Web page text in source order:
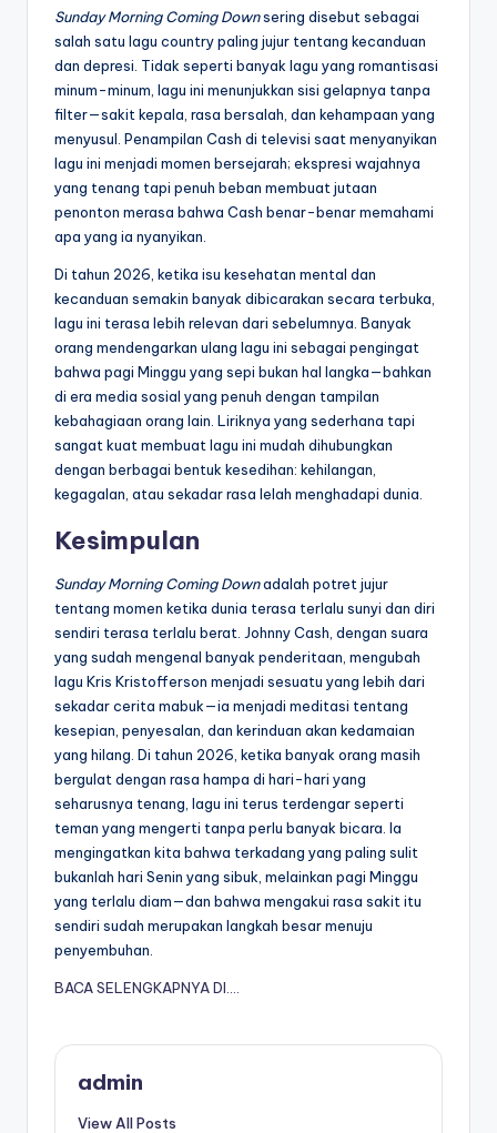
Sunday Morning Coming Downsering disebut sebagai
salah satu lagu country paling jujur tentang kecanduan
dan depresi. Tidak seperti banyak lagu yang romantisasi
minum-minum, lagu ini menunjukkan sisi gelapnya tanpa
filter—sakit kepala, rasa bersalah, dan kehampaan yang
menyusul. Penampilan Cash di televisi saat menyanyikan
lagu ini menjadi momen bersejarah; ekspresi wajahnya
yang tenang tapi penuh beban membuat jutaan
penonton merasa bahwa Cash benar-benar memahami
apa yang ia nyanyikan.
Di tahun 2026, ketika isu kesehatan mental dan
kecanduan semakin banyak dibicarakan secara terbuka,
lagu ini terasa lebih relevan dari sebelumnya. Banyak
orang mendengarkan ulang lagu ini sebagai pengingat
bahwa pagi Minggu yang sepi bukan hal langka—bahkan
di era media sosial yang penuh dengan tampilan
kebahagiaan orang lain. Liriknya yang sederhana tapi
sangat kuat membuat lagu ini mudah dihubungkan
dengan berbagai bentuk kesedihan: kehilangan,
kegagalan, atau sekadar rasa lelah menghadapi dunia.
Kesimpulan
Sunday Morning Coming Downadalah potret jujur
tentang momen ketika dunia terasa terlalu sunyi dan diri
sendiri terasa terlalu berat. Johnny Cash, dengan suara
yang sudah mengenal banyak penderitaan, mengubah
lagu Kris Kristofferson menjadi sesuatu yang lebih dari
sekadar cerita mabuk—ia menjadi meditasi tentang
kesepian, penyesalan, dan kerinduan akan kedamaian
yang hilang. Di tahun 2026, ketika banyak orang masih
bergulat dengan rasa hampa di hari-hari yang
seharusnya tenang, lagu ini terus terdengar seperti
teman yang mengerti tanpa perlu banyak bicara. Ia
mengingatkan kita bahwa terkadang yang paling sulit
bukanlah hari Senin yang sibuk, melainkan pagi Minggu
yang terlalu diam—dan bahwa mengakui rasa sakit itu
sendiri sudah merupakan langkah besar menuju
penyembuhan.
BACA SELENGKAPNYA DI….
admin
View All Posts